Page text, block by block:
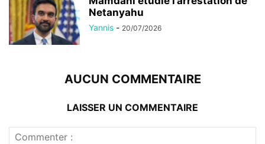
Netanyahu
Yannis - 20/07/2026
AUCUN COMMENTAIRE
LAISSER UN COMMENTAIRE